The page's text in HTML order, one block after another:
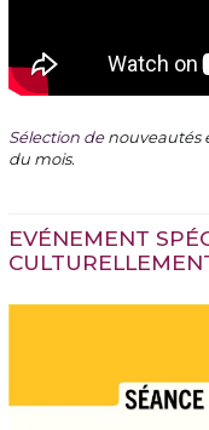
Sélection denouveautés
du mois.
EVÉNEMENT